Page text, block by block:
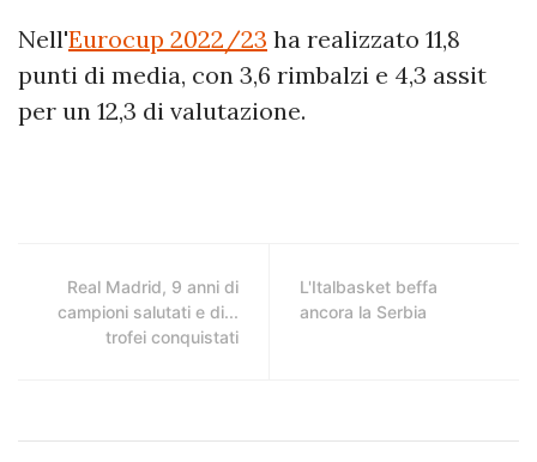
Nell'Eurocup 2022/23 ha realizzato 11,8
punti di media, con 3,6 rimbalzi e 4,3 assit
per un 12,3 di valutazione.
Real Madrid, 9 anni di
campioni salutati e di...
trofei conquistati
L'Italbasket beffa
ancora la Serbia